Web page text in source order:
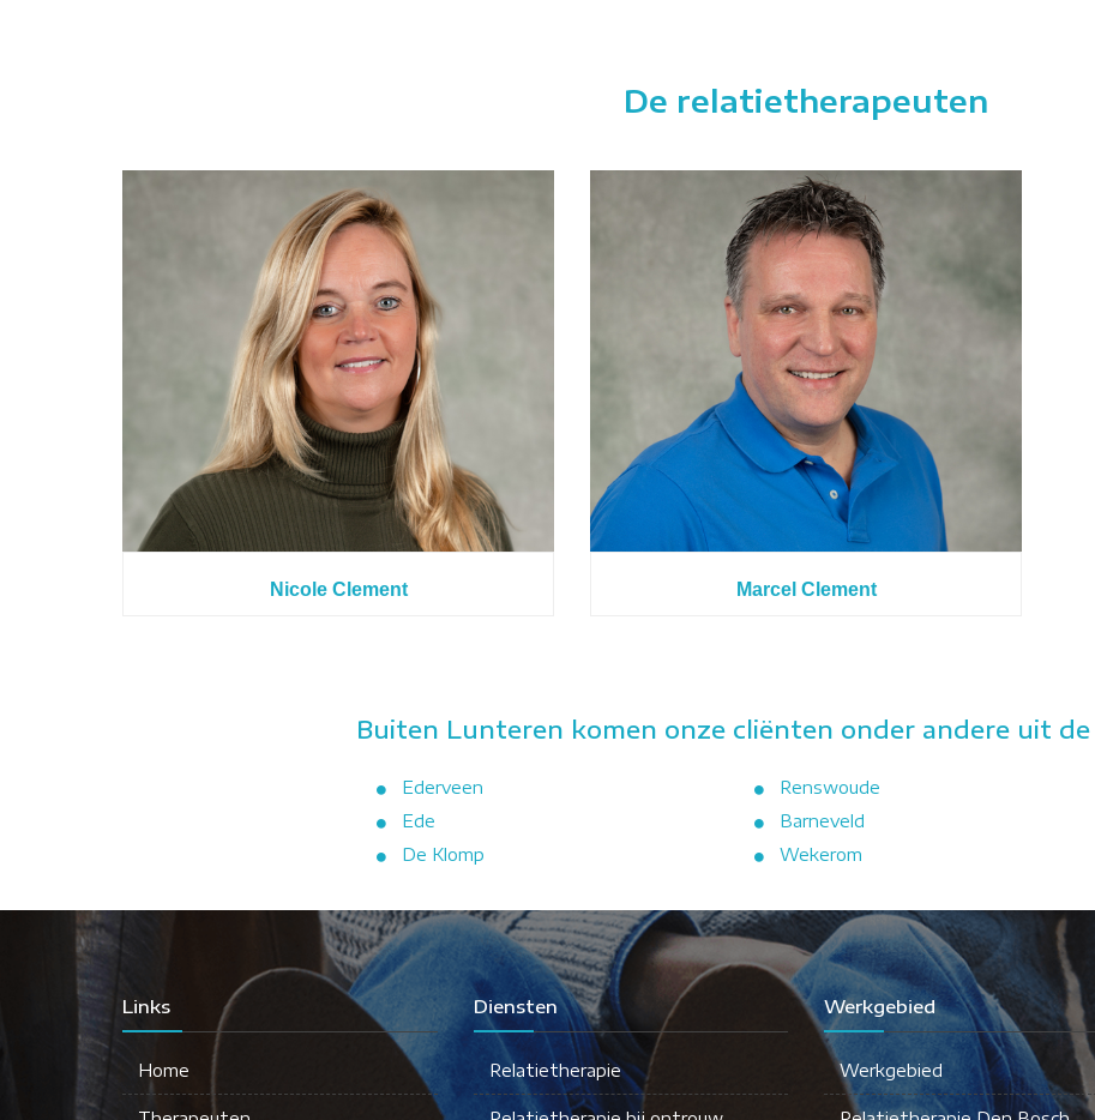
De relatietherapeuten
Nicole Clement Marcel Clement
Buiten Lunteren komen onze cliënten onder andere uit
Ederveen
Ede
De Klomp
Renswoude
Barneveld
Wekerom
Links
Home
Diensten
Relatietherapie
Werkgebied
Werkgebied